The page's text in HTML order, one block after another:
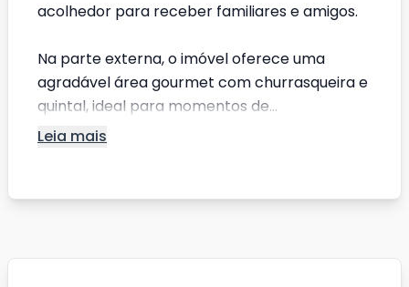
acolhedor para receber familiares e amigos.
Na parte externa, o imóvel oferece uma
agradável área gourmet com churrasqueira e
quintal, ideal para momentos de...
Leia mais